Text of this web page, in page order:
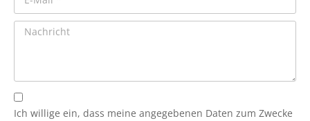
Ich willige ein, dass meine angegebenen Daten zum Zwecke